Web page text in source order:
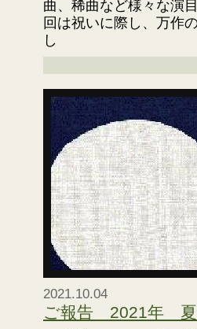
曲、稀曲など様々な演
回は祝いに際し、万作
し
2021.10.04
ご報告 2021年 夏